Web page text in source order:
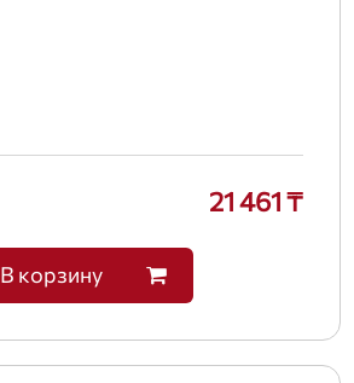
21 461 ₸
В корзину